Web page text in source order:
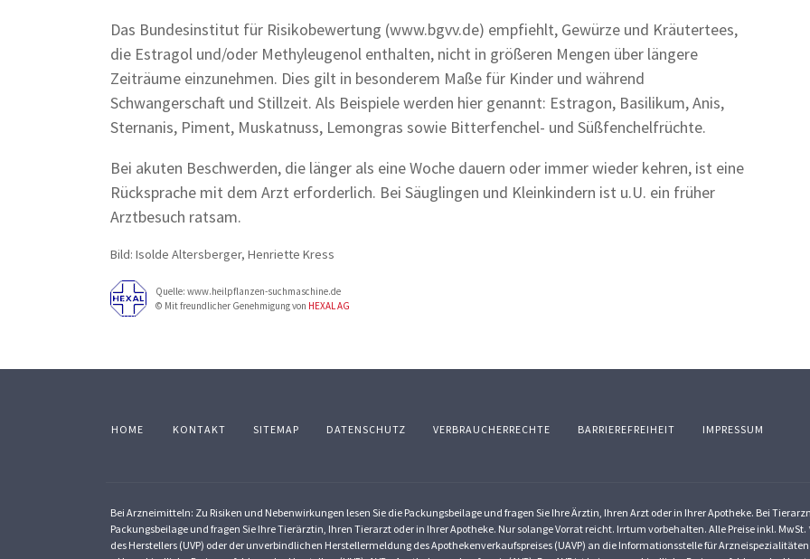
Das Bundesinstitut für Risikobewertung (www.bgvv.de) empfiehlt, Gewürze und Kräutertees,
die Estragol und/oder Methyleugenol enthalten, nicht in größeren Mengen über längere
Zeiträume einzunehmen. Dies gilt in besonderem Maße für Kinder und während
Schwangerschaft und Stillzeit. Als Beispiele werden hier genannt: Estragon, Basilikum, Anis,
Sternanis, Piment, Muskatnuss, Lemongras sowie Bitterfenchel- und Süßfenchelfrüchte.
Bei akuten Beschwerden, die länger als eine Woche dauern oder immer wieder kehren, ist eine
Rücksprache mit dem Arzt erforderlich. Bei Säuglingen und Kleinkindern ist u.U. ein früher
Arztbesuch ratsam.
Bild: Isolde Altersberger, Henriette Kress
Quelle: www.heilpflanzen-suchmaschine.de
© Mit freundlicher Genehmigung von HEXAL AG
HOME KONTAKT SITEMAP DATENSCHUTZ VERBRAUCHERRECHTE BARRIEREFREIHEIT IMPRESSUM
Bei Arzneimitteln: Zu Risiken und Nebenwirkungen lesen Sie die Packungsbeilage und fragen Sie Ihre Ärztin, Ihren Arzt oder in Ihrer Apotheke. Bei
Packungsbeilage und fragen Sie Ihre Tierärztin, Ihren Tierarzt oder in Ihrer Apotheke. Nur solange Vorrat reicht. Irrtum vorbehalten. Alle Preise inkl.
des Herstellers (UVP) oder der unverbindlichen Herstellermeldung des Apothekenverkaufspreises (UAVP) an die Informationsstelle für